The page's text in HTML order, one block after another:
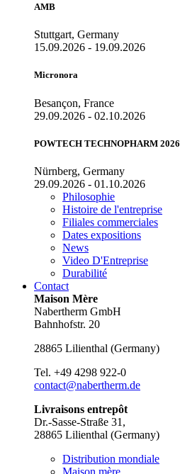
AMB
Stuttgart, Germany
15.09.2026 - 19.09.2026
Micronora
Besançon, France
29.09.2026 - 02.10.2026
POWTECH TECHNOPHARM 2026
Nürnberg, Germany
29.09.2026 - 01.10.2026
Philosophie
Histoire de l'entreprise
Filiales commerciales
Dates expositions
News
Video D'Entreprise
Durabilité
Contact
Maison Mère
Nabertherm GmbH
Bahnhofstr. 20
28865 Lilienthal (Germany)
Tel. +49 4298 922-0
contact@nabertherm.de
Livraisons entrepôt
Dr.-Sasse-Straße 31,
28865 Lilienthal (Germany)
Distribution mondiale
Maison mère